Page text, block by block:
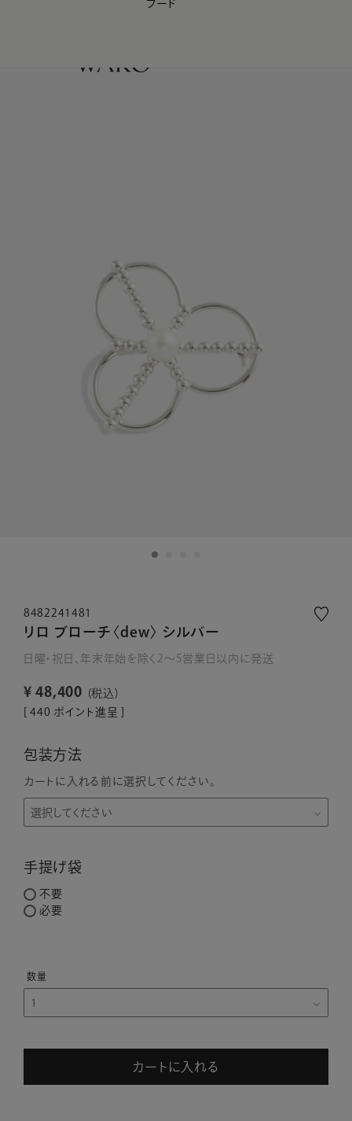
【会員様限定】夏のプレゼントキャンペーン開催中
フード
8482241481
リロ ブローチ〈dew〉 シルバー
日曜・祝日、年末年始を除く2～5営業日以内に発送
¥ 48,400
税込
440 ポイント進呈 ]
包装方法
カートに入れる前に選択してください。
手提げ袋
不要
必要
カートに入れる